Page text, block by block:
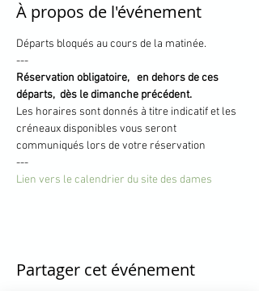
À propos de l'événement
Départs bloqués au cours de la matinée.
---
Réservation obligatoire,   en dehors de ces
départs,  dès le dimanche précédent.
Les horaires sont donnés à titre indicatif et les
créneaux disponibles vous seront
communiqués lors de votre réservation
---
Lien vers le calendrier du site des dames
Partager cet événement